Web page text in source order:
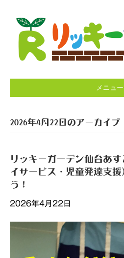
メニュー
2026年4月22日のアーカイブ
リッキーガーデン仙台あ
イサービス・児童発達支
う！
2026年4月22日